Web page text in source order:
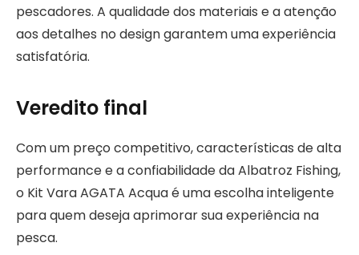
pescadores. A qualidade dos materiais e a atenção
aos detalhes no design garantem uma experiência
satisfatória.
Veredito final
Com um preço competitivo, características de alta
performance e a confiabilidade da Albatroz Fishing,
o Kit Vara AGATA Acqua é uma escolha inteligente
para quem deseja aprimorar sua experiência na
pesca.